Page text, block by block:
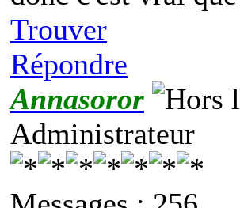
Trouver
Répondre
Annasoror
Administrateur